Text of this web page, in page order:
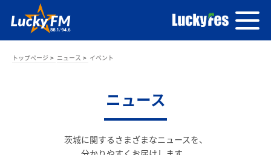
トップページ ニュース イベント
ニュース
茨城に関するさまざまなニュースを、